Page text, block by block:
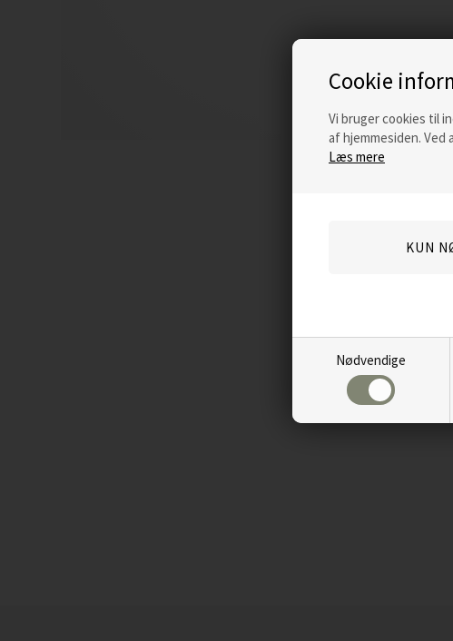
Cookie
Vi bruger cookies til
af hjemmesiden. Ved
Læs mere
Nødvendige